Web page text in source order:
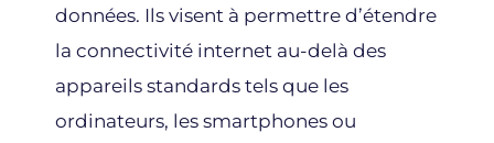
données. Ils visent à permettre d’étendre
la connectivité internet au-delà des
appareils standards tels que les
ordinateurs, les smartphones ou